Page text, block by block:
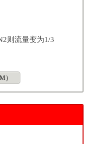
则流量变为1/3
）